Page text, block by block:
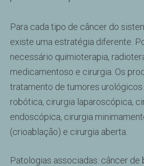
Para cada tipo de câncer do
existe uma estratégia diferente.
necessário quimioterapia,
medicamentoso e cirurgia. Os
tratamento de tumores urológicos
robótica, cirurgia laparoscópica,
endoscópica, cirurgia
(crioablação) e cirurgia aberta.
Patologias associadas: câncer de